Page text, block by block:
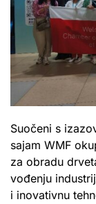
Suočeni s
sajam WMF
za obradu
vođenju
i inovativnu